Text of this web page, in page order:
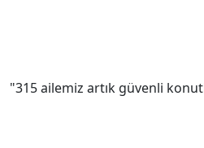
"315 ailemiz artık güvenli